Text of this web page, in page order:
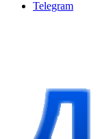
Telegram